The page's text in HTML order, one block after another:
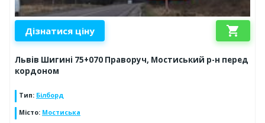
Дізнатися ціну shopping_cart
Львів Шигині 75+070 Праворуч, Мостиський р-н перед
кордоном
Тип: Білборд
Місто: Мостиська